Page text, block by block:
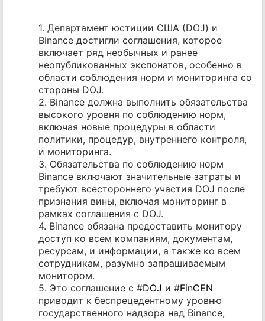
1. Департамент юстиции США (DOJ) и
Binance достигли соглашения, которое
включает ряд необычных и ранее
неопубликованных экспонатов, особенно в
области соблюдения норм и мониторинга со
стороны DOJ.
2. Binance должна выполнить обязательства
высокого уровня по соблюдению норм,
включая новые процедуры в области
политики, процедур, внутреннего контроля,
и мониторинга.
3. Обязательства по соблюдению норм
Binance включают значительные затраты и
требуют всестороннего участия DOJ после
признания вины, включая мониторинг в
рамках соглашения с DOJ.
4. Binance обязана предоставить монитору
доступ ко всем компаниям, документам,
ресурсам, и информации, а также ко всем
сотрудникам, разумно запрашиваемым
монитором.
5. Это соглашение с #DOJ и #FinCEN
приводит к беспрецедентному уровню
государственного надзора над Binance,